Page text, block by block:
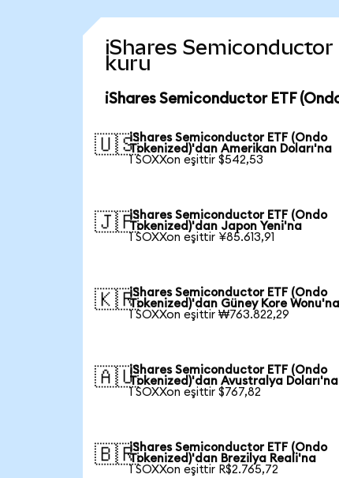
iShares
kuru
iShares Semiconductor ETF
🇺🇸iShares Semiconductor ETF (Ondo
Tokenized)'dan Amerikan Doları'na
1 SOXXon eşittir $542,53
🇯🇵iShares Semiconductor ETF (Ondo
Tokenized)'dan Japon Yeni'na
1 SOXXon eşittir ¥85.613,91
🇰🇷iShares Semiconductor ETF (Ondo
Tokenized)'dan Güney Kore Wonu'na
1 SOXXon eşittir ₩763.822,29
🇦🇺iShares Semiconductor ETF (Ondo
Tokenized)'dan Avustralya Doları'na
1 SOXXon eşittir $767,82
🇧🇷iShares Semiconductor ETF (Ondo
Tokenized)'dan Brezilya Reali'na
1 SOXXon eşittir R$2.765,72